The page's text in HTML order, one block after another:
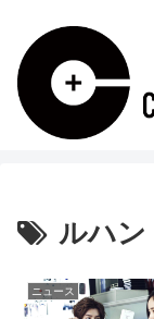
ルハン
ニュース